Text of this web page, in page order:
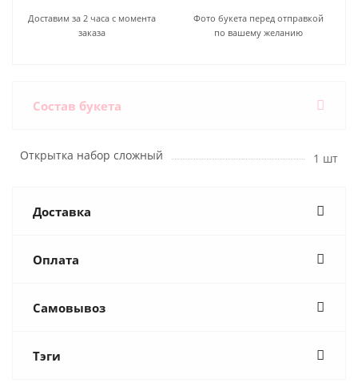
Доставим за 2 часа с момента
заказа
Фото букета перед отправкой
по вашему желанию
Состав букета
Открытка набор сложный 1 шт
Доставка
Оплата
Самовывоз
Тэги